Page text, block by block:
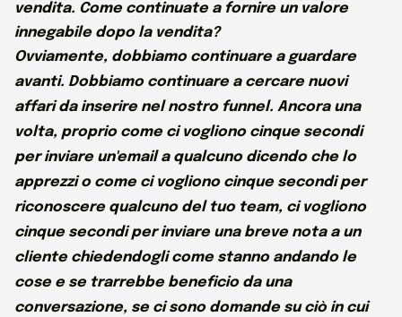
vendita. Come continuate a fornire un valore
innegabile dopo la vendita?
Ovviamente, dobbiamo continuare a guardare
avanti. Dobbiamo continuare a cercare nuovi
affari da inserire nel nostro funnel. Ancora una
volta, proprio come ci vogliono cinque secondi
per inviare un'email a qualcuno dicendo che lo
apprezzi o come ci vogliono cinque secondi per
riconoscere qualcuno del tuo team, ci vogliono
cinque secondi per inviare una breve nota a un
cliente chiedendogli come stanno andando le
cose e se trarrebbe beneficio da una
conversazione, se ci sono domande su ciò in cui